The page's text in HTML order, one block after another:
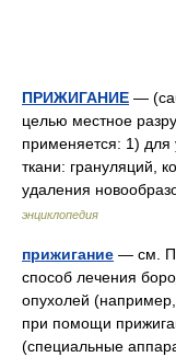
ПРИЖИГАНИЕ —
целью местное
применяется: 1) для
ткани: грануляций,
удаления
энциклопедия
прижигание — см.
способ лечения
опухолей
при помощи
(специальные